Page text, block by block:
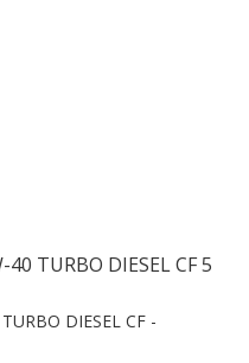
TURBO DIESEL CF 5
DIESEL CF -